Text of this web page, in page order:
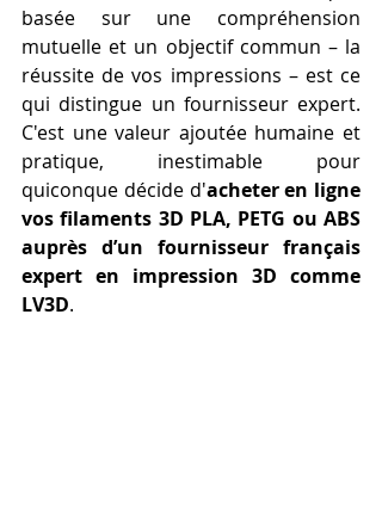
basée sur une compréhension
mutuelle et un objectif commun – la
réussite de vos impressions – est ce
qui distingue un fournisseur expert.
C'est une valeur ajoutée humaine et
pratique, inestimable pour
quiconque décide d'acheter en ligne
vos filaments 3D PLA, PETG ou ABS
auprès d’un fournisseur français
expert en impression 3D comme
LV3D.